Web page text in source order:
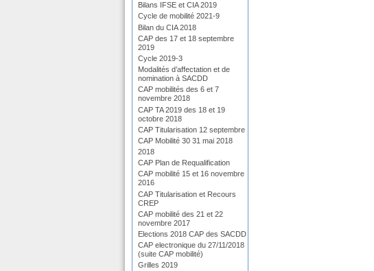
Bilans IFSE et CIA 2019
Cycle de mobilité 2021-9
Bilan du CIA 2018
CAP des 17 et 18 septembre
2019
Cycle 2019-3
Modalités d’affectation et de
nomination à SACDD
CAP mobilités des 6 et 7
novembre 2018
CAP TA 2019 des 18 et 19
octobre 2018
CAP Titularisation 12 septembre
CAP Mobilité 30 31 mai 2018
2018
CAP Plan de Requalification
CAP mobilité 15 et 16 novembre
2016
CAP Titularisation et Recours
CREP
CAP mobilité des 21 et 22
novembre 2017
Elections 2018 CAP des SACDD
CAP electronique du 27/11/2018
(suite CAP mobilité)
Grilles 2019